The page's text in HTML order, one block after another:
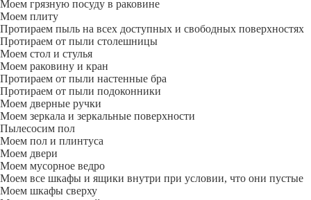
Моем грязную посуду в раковине
Моем плиту
Протираем пыль на всех доступных и свободных поверхностях
Протираем от пыли столешницы
Моем стол и стулья
Моем раковину и кран
Протираем от пыли настенные бра
Протираем от пыли подоконники
Моем дверные ручки
Моем зеркала и зеркальные поверхности
Пылесосим пол
Моем пол и плинтуса
Моем двери
Моем мусорное ведро
Моем все шкафы и ящики внутри при условии, что они пустые
Моем шкафы сверху